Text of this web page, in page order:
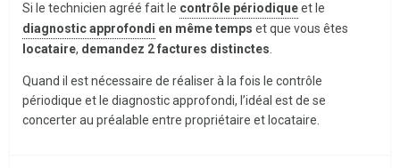
Si le technicien agréé fait le contrôle périodiqueet le
diagnostic approfondi en même temps et que vous êtes
locataire, demandez 2 factures distinctes
Quand il est nécessaire de réaliser à la fois le contrôle
périodique et le diagnostic approfondi, l’idéal est de se
concerter au préalable entre propriétaire et locataire.